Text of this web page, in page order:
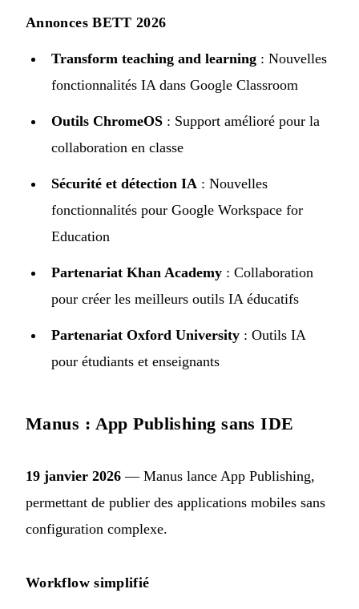
Annonces BETT 2026
Transform teaching and learning : Nouvelles
fonctionnalités IA dans Google Classroom
Outils ChromeOS : Support amélioré pour la
collaboration en classe
Sécurité et détection IA : Nouvelles
fonctionnalités pour Google Workspace for
Education
Partenariat Khan Academy : Collaboration
pour créer les meilleurs outils IA éducatifs
Partenariat Oxford University : Outils IA
pour étudiants et enseignants
Manus : App Publishing sans IDE
19 janvier 2026 — Manus lance App Publishing,
permettant de publier des applications mobiles sans
configuration complexe.
Workflow simplifié